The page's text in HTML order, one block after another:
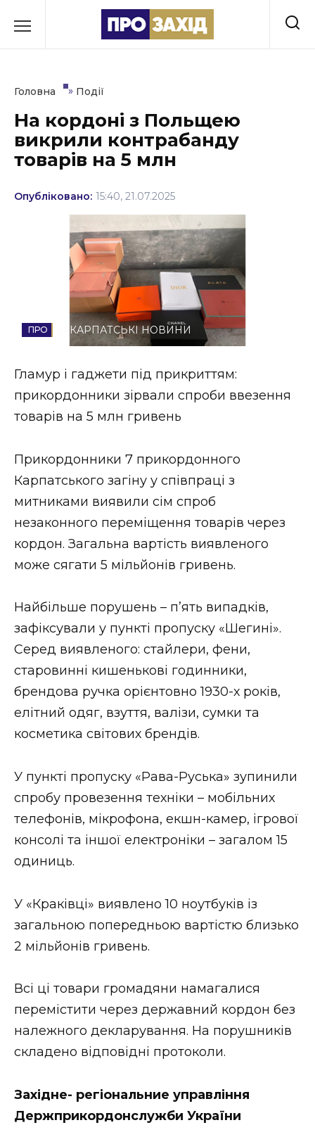
до
Культура
Освіта
Події
Політика
Соціум
Стиль життя
Втрачений Ужгород (відеоверсія)
ЗАКАРПАТСЬКІ НОВИНИ
НОВИНИ ЗАХІДНОЇ УКРАЇНИ
ВІДЕО
Головна » Події
На кордоні з Польщею
викрили контрабанду
товарів на 5 млн
Опубліковано: 15:40, 21.07.2025
ЗАКАРПАТСЬКІ НОВИНИ
Гламур і гаджети під прикриттям:
прикордонники зірвали спроби ввезення
товарів на 5 млн гривень
Прикордонники 7 прикордонного
Карпатського загіну у співпраці з
митниками виявили сім спроб
незаконного переміщення товарів через
кордон. Загальна вартість виявленого
може сягати 5 мільйонів гривень.
Найбільше порушень – п’ять випадків,
зафіксували у пункті пропуску «Шегині».
Серед виявленого: стайлери, фени,
старовинні кишенькові годинники,
брендова ручка орієнтовно 1930-х років,
елітний одяг, взуття, валізи, сумки та
косметика світових брендів.
У пункті пропуску «Рава-Руська» зупинили
спробу провезення техніки – мобільних
телефонів, мікрофона, екшн-камер, ігрової
консолі та іншої електроніки – загалом 15
одиниць.
У «Краківці» виявлено 10 ноутбуків із
загальною попередньою вартістю близько
2 мільйонів гривень.
Всі ці товари громадяни намагалися
перемістити через державний кордон без
належного декларування. На порушників
складено відповідні протоколи.
Західне- регіональние управління
Держприкордонслужби України